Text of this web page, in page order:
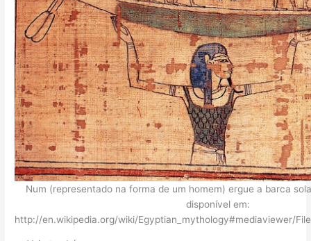
Num (representado na forma de um homem) ergue a barca
disponível em:
http://en.wikipedia.org/wiki/Egyptian_mythology#mediaviewer/